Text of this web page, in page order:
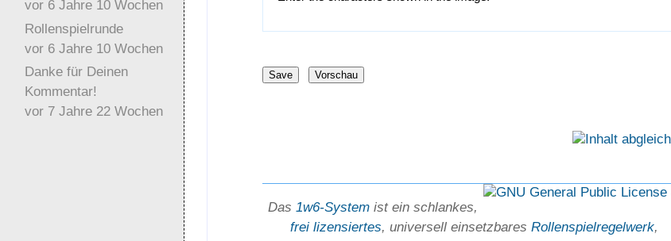
Das 1w6-System ist ein schlankes,
frei lizensiertes, universell einsetz­bares Rollen­spielregel­werk,
vor 6 Jahre 10 Wochen
Rollenspielrunde
vor 6 Jahre 10 Wochen
Danke für Deinen
Kommentar!
vor 7 Jahre 22 Wochen